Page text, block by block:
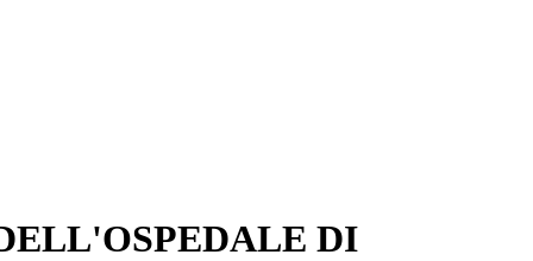
DI